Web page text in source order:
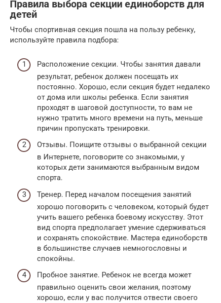
Правила выбора секции единоборств для
детей
Чтобы спортивная секция пошла на пользу ребенку,
используйте правила подбора:
Расположение секции. Чтобы занятия давали
результат, ребенок должен посещать их
постоянно. Хорошо, если секция будет недалеко
от дома или школы ребенка. Если занятия
проходят в шаговой доступности, то вам не
нужно тратить много времени на путь, меньше
причин пропускать тренировки.
Отзывы. Поищите отзывы о выбранной секции
в Интернете, поговорите со знакомыми, у
которых дети занимаются выбранным видом
спорта.
Тренер. Перед началом посещения занятий
хорошо поговорить с человеком, который будет
учить вашего ребенка боевому искусству. Этот
вид спорта предполагает умение сдерживаться
и сохранять спокойствие. Мастера единоборств
в большинстве случаев немногословны и
спокойны.
Пробное занятие. Ребенок не всегда может
правильно оценить свои желания, поэтому
хорошо, если у вас получится отвести своего